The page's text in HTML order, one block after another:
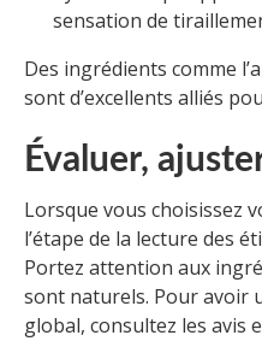
sensation de
Des ingrédients comme
sont d’excellents alliés
Évaluer,
Lorsque vous choisissez
l’étape de la lecture des
Portez attention aux
sont naturels. Pour avoir
global, consultez les avis